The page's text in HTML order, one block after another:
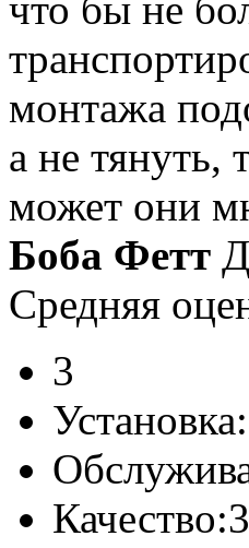
что бы не
монтажа
а не тянуть,
может они
Боба Фетт
Средняя
3
Установка:
Качество:3